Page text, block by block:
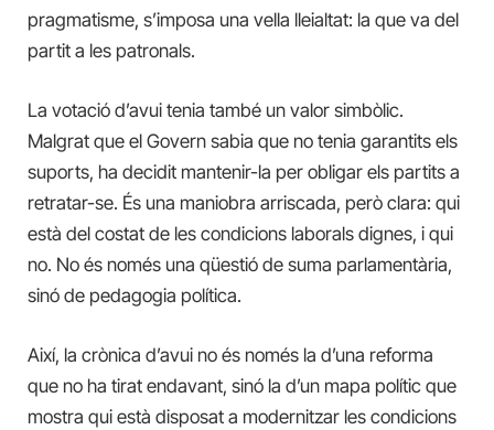
pragmatisme, s’imposa una vella lleialtat: la que va del
partit a les patronals.
La votació d’avui tenia també un valor simbòlic.
Malgrat que el Govern sabia que no tenia garantits els
suports, ha decidit mantenir-la per obligar els partits a
retratar-se. És una maniobra arriscada, però clara: qui
està del costat de les condicions laborals dignes, i qui
no. No és només una qüestió de suma parlamentària,
sinó de pedagogia política.
Així, la crònica d’avui no és només la d’una reforma
que no ha tirat endavant, sinó la d’un mapa polític que
mostra qui està disposat a modernitzar les condicions